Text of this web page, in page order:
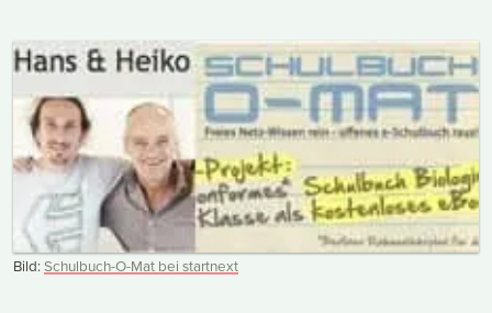
Bild:Schulbuch-O-Mat bei startnext